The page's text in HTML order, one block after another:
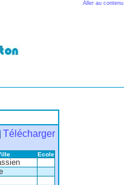
Aller au contenu
Télécharger
Ecole